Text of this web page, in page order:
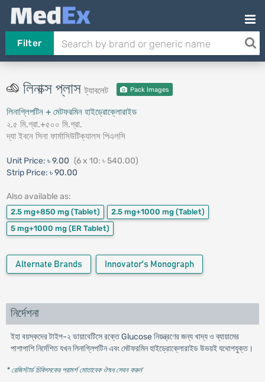
Filter
লিনাক্স প্লাসট্যাবলেট Pack Images
লিনাগ্লিপটিন + মেটফরমিন হাইড্রোক্লোরাইড
২.৫ মি.গ্রা.+৫০০ মি.গ্রা.
দ্যা ইবনে সিনা ফার্মাসিউটিক্যালস পিএলসি
Unit Price: ৳ 9.00 (6 x 10: ৳ 540.00)
Strip Price: ৳ 90.00
Also available as:
2.5 mg+850 mg (Tablet) 2.5 mg+1000 mg (Tablet)
5 mg+1000 mg (ER Tablet)
Alternate Brands Innovator's Monograph
নির্দেশনা
ইহা বয়স্কদের টাইপ-২ ডায়াবেটিসে রক্তে Glucose নিয়ন্ত্রণের জন্য খাদ্য ও ব্যায়ামের
পাশাপাশি নির্দেশিত যখন লিনাগ্লিপটিন এবং মেটফরমিন হাইড্রোক্লোরাইড উভয়ই যথোপযুক্ত।
* রেজিস্টার্ড চিকিৎসকের পরামর্শ মোতাবেক ঔষধ সেবন করুন'